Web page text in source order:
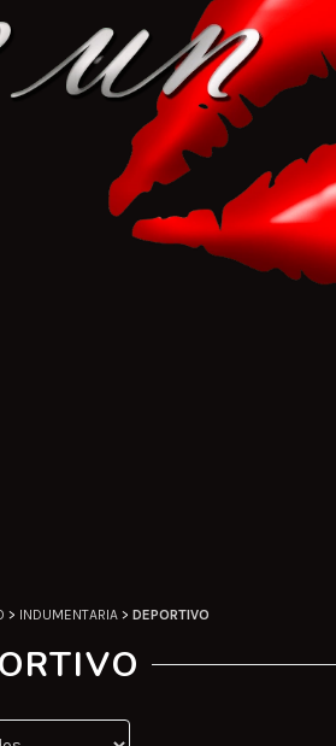
> INDUMENTARIA > DEPORTIVO